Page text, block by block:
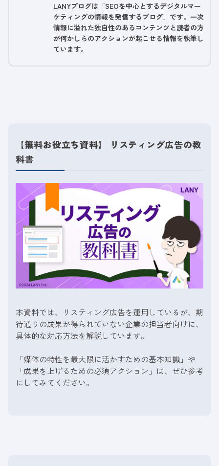
LANYブログは「SEOを中心とするデジタルマー
ケティングの情報を発信するブログ」です。一次
情報に溢れた独自性のあるコンテンツと読者の方
が何かしらのアクションが起こせる情報を執筆し
ています。
【無料お役立ち資料】 リスティング広告の教
科書
本資料では、リスティング広告を運用しているが、期
待通りの成果が得られていない企業の担当者向けに、
具体的な対応方法を解説しています。
「媒体の特性を最大限に活かすための基本知識」や
「成果を上げるための必須アクション」は、ぜひ参考
にしてみてください。